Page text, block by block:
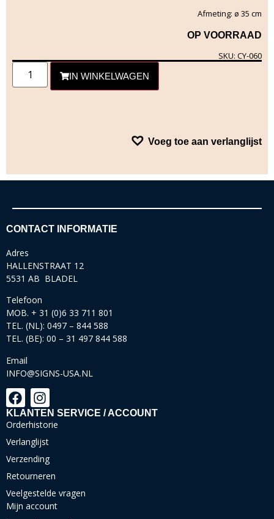
Afmeting: ø 35 cm
OP VOORRAAD
SKU: CY-060
IN WINKELWAGEN
Voeg toe aan verlanglijst
CONTACT INFORMATIE
Adres
HALLENSTRAAT 12
5531 AB BLADEL
Telefoon
MOB. + 31 (0)6 33 711 801
TEL. (NL): 0497 – 844 588
TEL. (BE): 00 – 31 497 844 588
Email
INFO@SIGNS-USA.NL
KLANTEN SERVICE / ACCOUNT
Orderhistorie
Verlanglijst
Verzending
Retourneren
Veelgestelde vragen
Mijn account